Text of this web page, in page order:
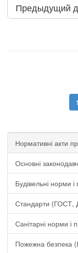
Предыдущий
1
Нормативні акти
Основні
Будівельні норми
Стандарти (ГОСТ,
Санітарні норми і
Пожежна безпека